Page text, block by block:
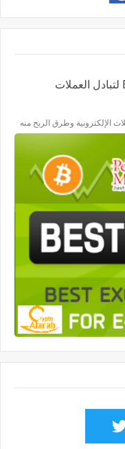
شرح موقع بيست تشانج BestChange لتبادل العملات